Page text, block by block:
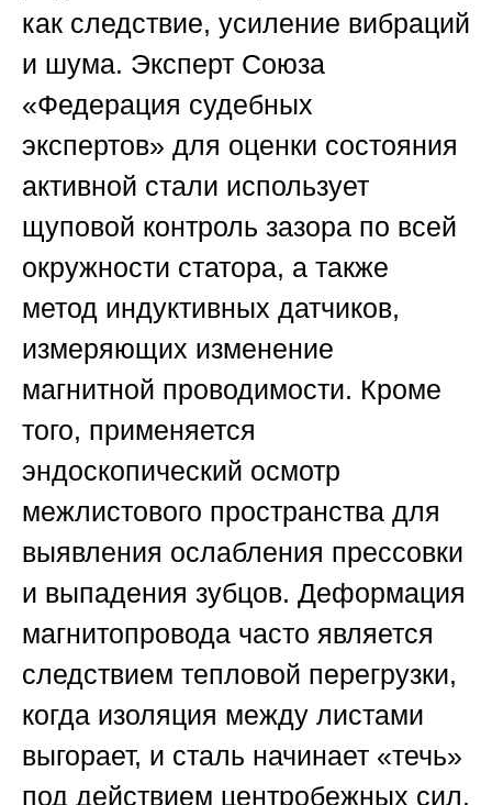
как следствие, усиление вибраций
и шума. Эксперт Союза
«Федерация судебных
экспертов» для оценки состояния
активной стали использует
щуповой контроль зазора по всей
окружности статора, а также
метод индуктивных датчиков,
измеряющих изменение
магнитной проводимости. Кроме
того, применяется
эндоскопический осмотр
межлистового пространства для
выявления ослабления прессовки
и выпадения зубцов. Деформация
магнитопровода часто является
следствием тепловой перегрузки,
когда изоляция между листами
выгорает, и сталь начинает «течь»
под действием центробежных сил.